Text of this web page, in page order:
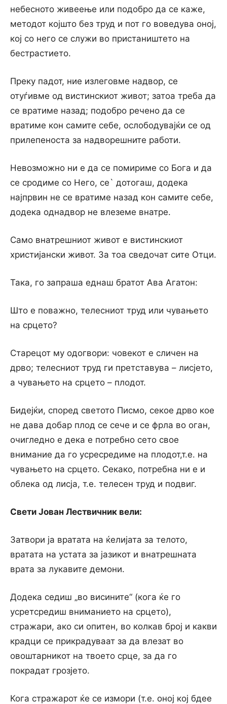
небесното живеење или подобро да се каже,
методот којшто без труд и пот го воведува оној,
кој со него се служи во пристаништето на
бестрастието.
Преку падот, ние излеговме надвор, се
отуѓивме од вистинскиот живот; затоа треба да
се вратиме назад; подобро речено да се
вратиме кон самите себе, ослободувајќи се од
прилепеноста за надворешните работи.
Невозможно ни е да се помириме со Бога и да
се сродиме со Него, се` дотогаш, додека
најпрвин не се вратиме назад кон самите себе,
додека однадвор не влеземе внатре.
Само внатрешниот живот е вистинскиот
христијански живот. За тоа сведочат сите Отци.
Така, го запраша еднаш братот Ава Агатон:
Што е поважно, телесниот труд или чувањето
на срцето?
Старецот му одогвори: човекот е сличен на
дрво; телесниот труд ги претставува – лисјето,
а чувањето на срцето – плодот.
Бидејќи, според светото Писмо, секое дрво кое
не дава добар плод се сече и се фрла во оган,
очигледно е дека е потребно сето свое
внимание да го усресредиме на плодот,т.е. на
чувањето на срцето. Секако, потребна ни е и
облека од лисја, т.е. телесен труд и подвиг.
Свети Јован Лествичник вели:
Затвори ја вратата на ќелијата за телото,
вратата на устата за јазикот и внатрешната
врата за лукавите демони.
Додека седиш „во висините“ (кога ќе го
усретсредиш вниманието на срцето),
стражари, ако си опитен, во колкав број и какви
крадци се прикрадуваат за да влезат во
овоштарникот на твоето срце, за да го
покрадат грозјето.
Кога стражарот ќе се измори (т.е. оној кој бдее